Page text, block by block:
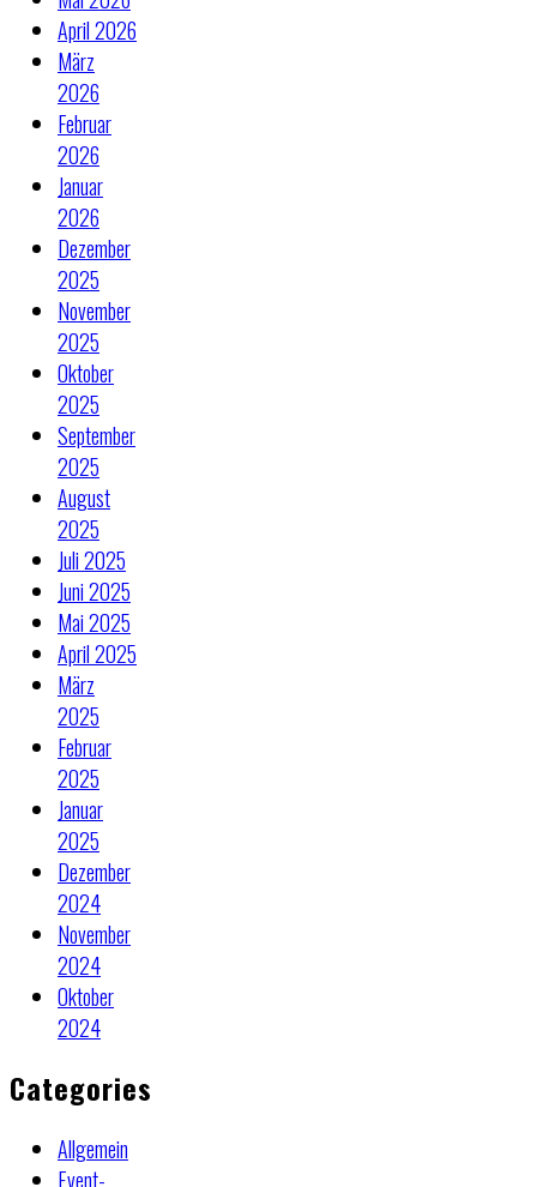
April 2026
März
2026
Februar
2026
Januar
2026
Dezember
2025
November
2025
Oktober
2025
September
2025
August
2025
Juli 2025
Juni 2025
Mai 2025
April 2025
März
2025
Februar
2025
Januar
2025
Dezember
2024
November
2024
Oktober
2024
Categories
Allgemein
Event-